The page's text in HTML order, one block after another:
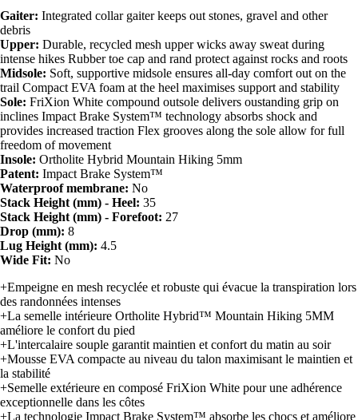
Gaiter: Integrated collar gaiter keeps out stones, gravel and other
debris
Upper: Durable, recycled mesh upper wicks away sweat during
intense hikes Rubber toe cap and rand protect against rocks and roots
Midsole: Soft, supportive midsole ensures all-day comfort out on the
trail Compact EVA foam at the heel maximises support and stability
Sole: FriXion White compound outsole delivers oustanding grip on
inclines Impact Brake System™ technology absorbs shock and
provides increased traction Flex grooves along the sole allow for full
freedom of movement
Insole: Ortholite Hybrid Mountain Hiking 5mm
Patent: Impact Brake System™
Waterproof membrane: No
Stack Height (mm) - Heel: 35
Stack Height (mm) - Forefoot: 27
Drop (mm): 8
Lug Height (mm): 4.5
Wide Fit: No
+Empeigne en mesh recyclée et robuste qui évacue la transpiration lors
des randonnées intenses
+La semelle intérieure Ortholite Hybrid™ Mountain Hiking 5MM
améliore le confort du pied
+L'intercalaire souple garantit maintien et confort du matin au soir
+Mousse EVA compacte au niveau du talon maximisant le maintien et
la stabilité
+Semelle extérieure en composé FriXion White pour une adhérence
exceptionnelle dans les côtes
+La technologie Impact Brake System™ absorbe les chocs et améliore